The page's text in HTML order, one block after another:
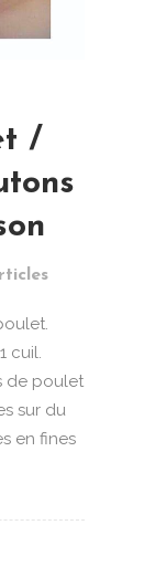
/
cuil.
de poulet
sur du
en fines